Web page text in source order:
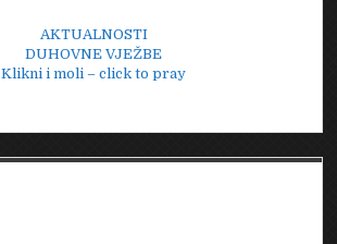
AKTUALNOSTI
DUHOVNE VJEŽBE
Klikni i moli – click to pray